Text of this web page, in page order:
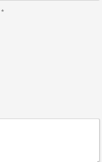
*